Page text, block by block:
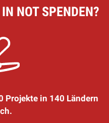
NOT SPENDEN?
Projekte in 140 Ländern